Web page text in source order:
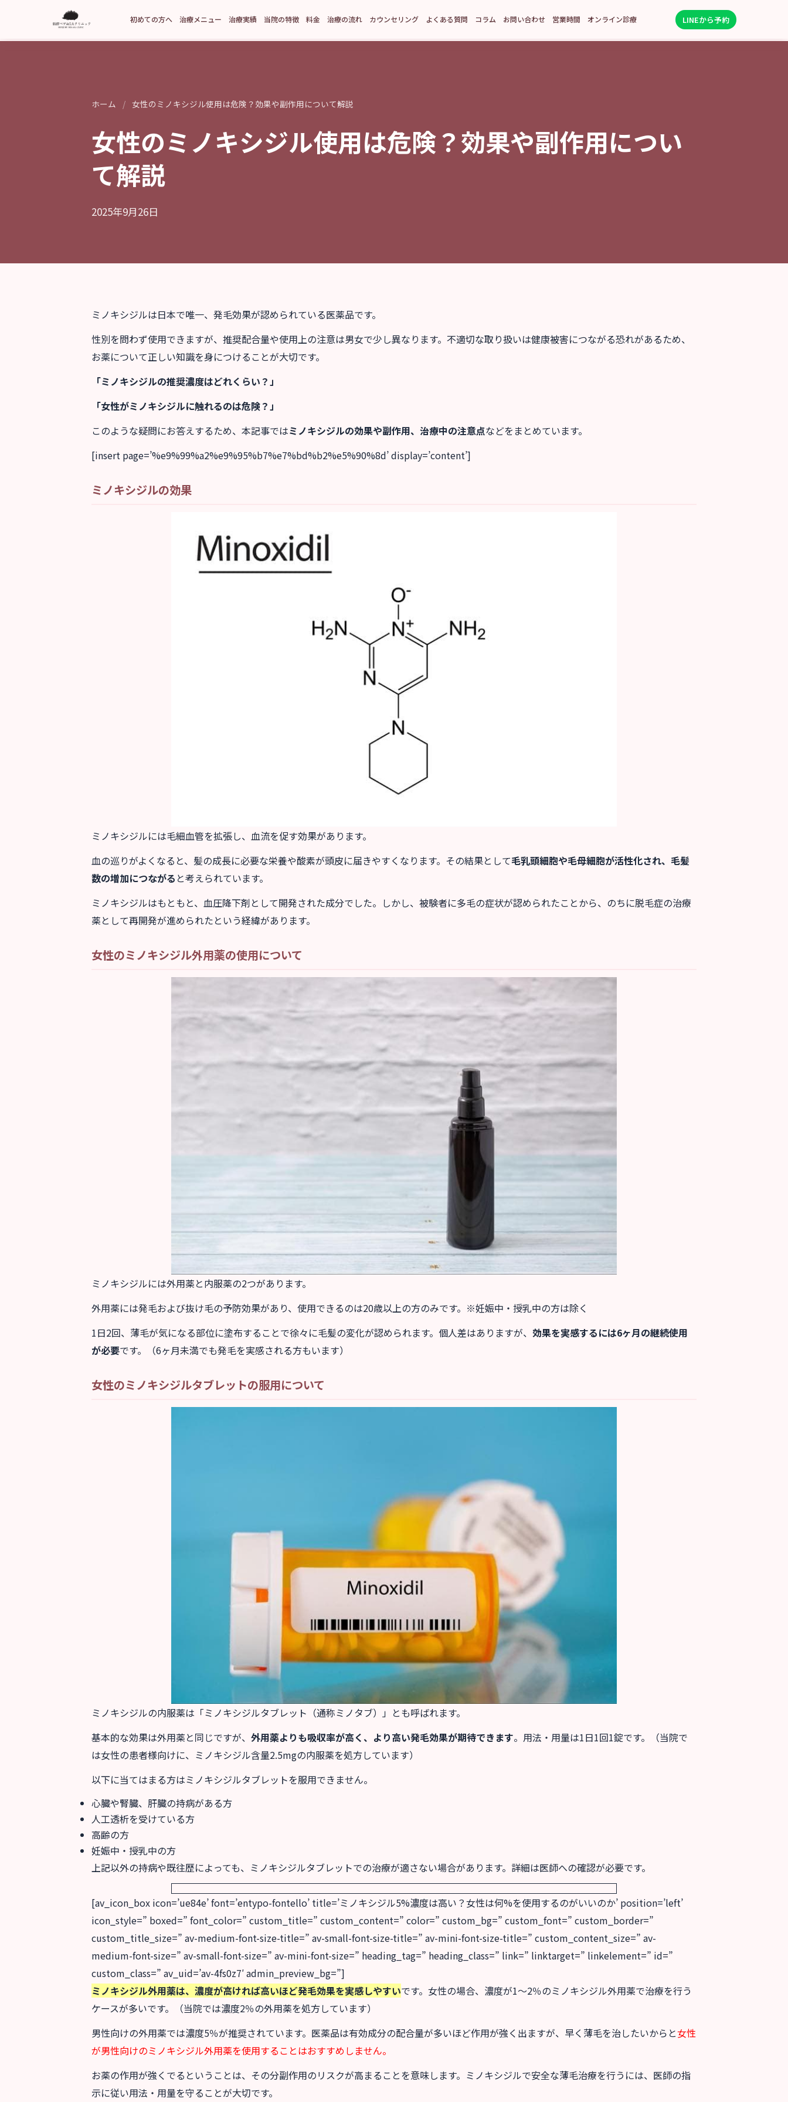
初めての方へ 治療メニュー 治療実績 当院の特徴 料金 治療の流れ カウンセリング よくある質問 コラム お問い合わせ 営業時間 オンライン診療 LINEから予約
ホーム / 女性のミノキシジル使用は危険？効果や副作用について解説
女性のミノキシジル使用は危険？効果や副作用につい
て解説
2025年9月26日
ミノキシジルは日本で唯一、発毛効果が認められている医薬品です。
性別を問わず使用できますが、推奨配合量や使用上の注意は男女で少し異なります。不適切な取り扱いは健康被害につながる恐れがあるため、
お薬について正しい知識を身につけることが大切です。
「ミノキシジルの推奨濃度はどれくらい？」
「女性がミノキシジルに触れるのは危険？」
このような疑問にお答えするため、本記事ではミノキシジルの効果や副作用、治療中の注意点などをまとめています。
[insert page=’%e9%99%a2%e9%95%b7%e7%bd%b2%e5%90%8d’ display=’content’]
ミノキシジルの効果
ミノキシジルには毛細血管を拡張し、血流を促す効果があります。
血の巡りがよくなると、髪の成長に必要な栄養や酸素が頭皮に届きやすくなります。その結果として毛乳頭細胞や毛母細胞が活性化され、毛髪
数の増加につながる と考えられています。
ミノキシジルはもともと、血圧降下剤として開発された成分でした。しかし、被験者に多毛の症状が認められたことから、のちに脱毛症の治療
薬として再開発が進められたという経緯があります。
女性のミノキシジル外用薬の使用について
ミノキシジルには外用薬と内服薬の2つがあります。
外用薬には発毛および抜け毛の予防効果があり、使用できるのは20歳以上の方のみです。※妊娠中・授乳中の方は除く
1日2回、薄毛が気になる部位に塗布することで徐々に毛髪の変化が認められます。個人差はありますが、 効果を実感するには6ヶ月の継続使用
が必要です。（6ヶ月未満でも発毛を実感される方もいます）
女性のミノキシジルタブレットの服用について
ミノキシジルの内服薬は「ミノキシジルタブレット（通称ミノタブ）」とも呼ばれます。
基本的な効果は外用薬と同じですが、 外用薬よりも吸収率が高く、より高い発毛効果が期待できます。用法・用量は1日1回1錠です。（当院で
は女性の患者様向けに、ミノキシジル含量2.5mgの内服薬を処方しています）
以下に当てはまる方はミノキシジルタブレットを服用できません。
心臓や腎臓、肝臓の持病がある方
人工透析を受けている方
高齢の方
妊娠中・授乳中の方
上記以外の持病や既往歴によっても、ミノキシジルタブレットでの治療が適さない場合があります。詳細は医師への確認が必要です。
[av_icon_box icon=’ue84e’ font=’entypo-fontello’ title=’ミノキシジル5%濃度は高い？女性は何%を使用するのがいいのか’ position=’left’
icon_style=” boxed=” font_color=” custom_title=” custom_content=” color=” custom_bg=” custom_font=” custom_border=”
custom_title_size=” av-medium-font-size-title=” av-small-font-size-title=” av-mini-font-size-title=” custom_content_size=” av-
medium-font-size=” av-small-font-size=” av-mini-font-size=” heading_tag=” heading_class=” link=” linktarget=” linkelement=” id=”
custom_class=” av_uid=’av-4fs0z7′ admin_preview_bg=”]
ミノキシジル外用薬は、濃度が高ければ高いほど発毛効果を実感しやすいです。女性の場合、濃度が1〜2％のミノキシジル外用薬で治療を行う
ケースが多いです。（当院では濃度2％の外用薬を処方しています）
男性向けの外用薬では濃度5％が推奨されています。医薬品は有効成分の配合量が多いほど作用が強く出ますが、早く薄毛を治したいからと女性
が男性向けのミノキシジル外用薬を使用することはおすすめしません。
お薬の作用が強くでるということは、その分副作用のリスクが高まることを意味します。ミノキシジルで安全な薄毛治療を行うには、医師の指
示に従い用法・用量を守ることが大切です。